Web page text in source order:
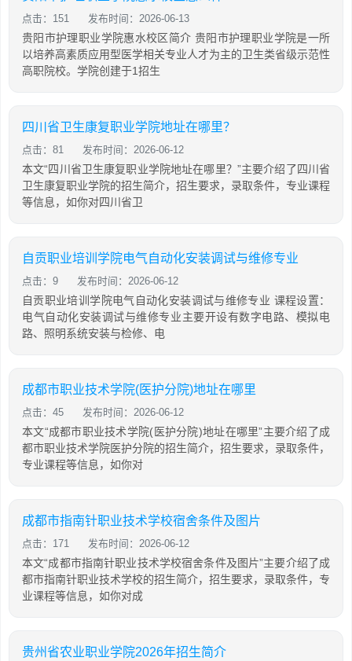
点击：151 发布时间：2026-06-13
贵阳市护理职业学院惠水校区简介 贵阳市护理职业学院是一所
以培养高素质应用型医学相关专业人才为主的卫生类省级示范性
高职院校。学院创建于1招生
四川省卫生康复职业学院地址在哪里？
点击：81 发布时间：2026-06-12
本文“四川省卫生康复职业学院地址在哪里？”主要介绍了四川省
卫生康复职业学院的招生简介，招生要求，录取条件，专业课程
等信息，如你对四川省卫
自贡职业培训学院电气自动化安装调试与维修专业
点击：9 发布时间：2026-06-12
自贡职业培训学院电气自动化安装调试与维修专业 课程设置：
电气自动化安装调试与维修专业主要开设有数字电路、模拟电
路、照明系统安装与检修、电
成都市职业技术学院(医护分院)地址在哪里
点击：45 发布时间：2026-06-12
本文“成都市职业技术学院(医护分院)地址在哪里”主要介绍了成
都市职业技术学院医护分院的招生简介，招生要求，录取条件，
专业课程等信息，如你对
成都市指南针职业技术学校宿舍条件及图片
点击：171 发布时间：2026-06-12
本文“成都市指南针职业技术学校宿舍条件及图片”主要介绍了成
都市指南针职业技术学校的招生简介，招生要求，录取条件，专
业课程等信息，如你对成
贵州省农业职业学院2026年招生简介